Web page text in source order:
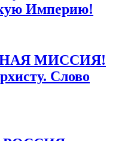
Империю!
МИССИЯ!
Слово